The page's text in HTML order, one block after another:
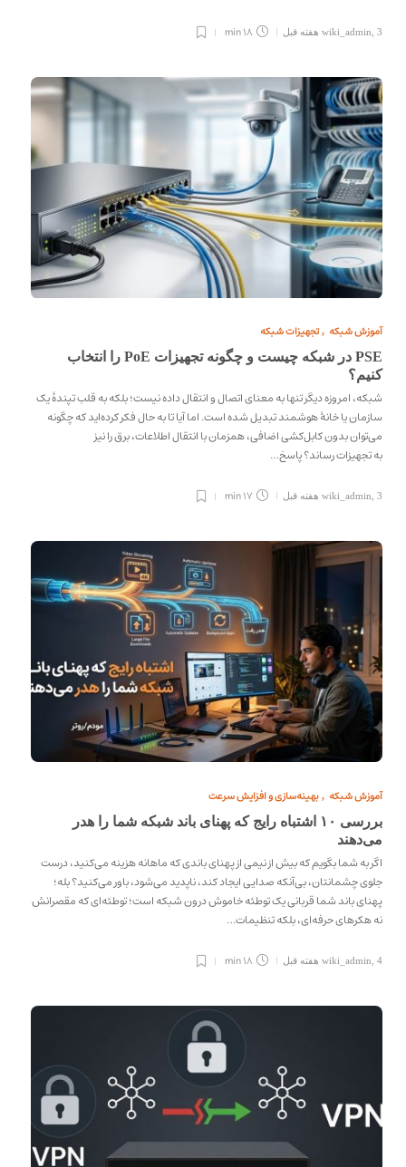
wiki_admin 3 هفته قبل 18 min
آموزش شبکه ,تجهیزات شبکه
PSE در شبکه چیست و چگونه تجهیزات PoE را انتخاب
کنیم؟
شبکه، امروزه دیگر تنها به معنای اتصال و انتقال داده نیست؛ بلکه به قلب تپندهٔ یک
سازمان یا خانهٔ هوشمند تبدیل شده است. اما آیا تا به حال فکر کرده‌اید که چگونه
می‌توان بدون کابل‌کشی اضافی، همزمان با انتقال اطلاعات، برق را نیز
به تجهیزات رساند؟ پاسخ…
wiki_admin 3 هفته قبل 17 min
آموزش شبکه , بهینه‌سازی و افزایش سرعت
بررسی ۱۰ اشتباه رایج که پهنای باند شبکه شما را هدر
می‌دهند
اگر به شما بگویم که بیش از نیمی از پهنای باندی که ماهانه هزینه می‌کنید، درست
جلوی چشمانتان، بی‌آنکه صدایی ایجاد کند، ناپدید می‌شود، باور می‌کنید؟ بله؛
پهنای باند شما قربانی یک توطئه خاموش درون شبکه است؛ توطئه‌ای که مقصرانش
نه هکرهای حرفه‌ای، بلکه تنظیمات…
wiki_admin 4 هفته قبل 18 min